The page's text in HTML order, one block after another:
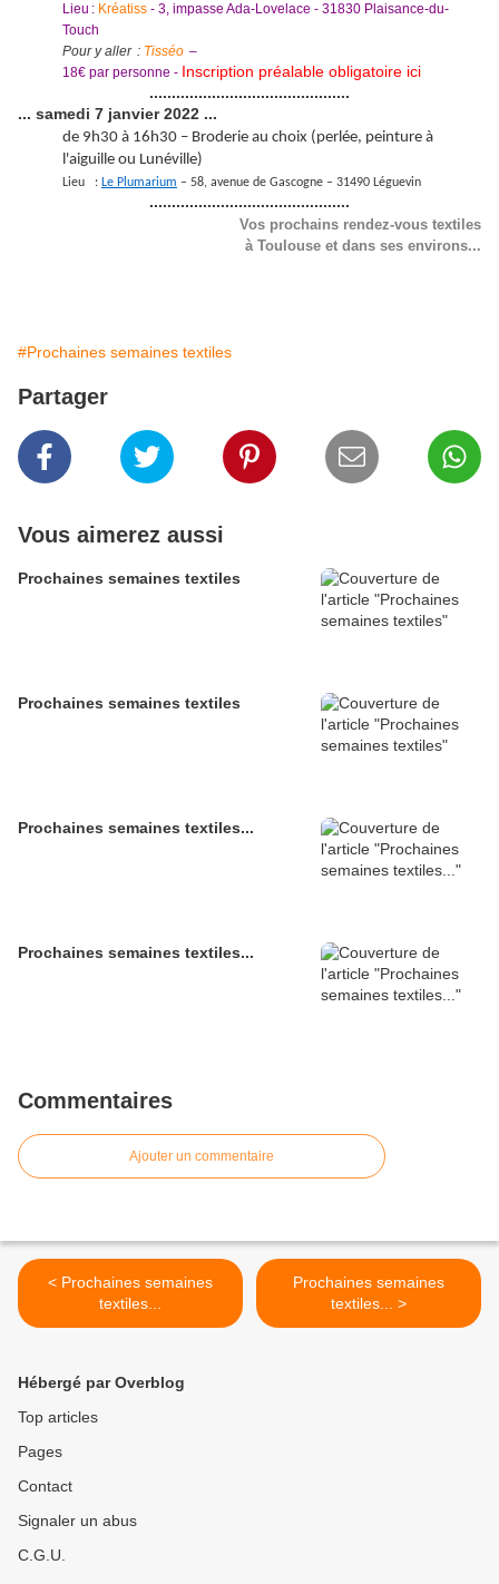
Lieu : Kréatiss - 3, impasse Ada-Lovelace - 31830 Plaisance-du-
Touch
Pour y aller : Tisséo –
18€ par personne - Inscription préalable obligatoire ici
.............................................
... samedi 7 janvier 2022 ...
de 9h30 à 16h30 – Broderie au choix (perlée, peinture à
l'aiguille ou Lunéville)
Lieu : Le Plumarium – 58, avenue de Gascogne – 31490 Léguevin
.............................................
Vos prochains rendez-vous textiles
à Toulouse et dans ses environs...
#Prochaines semaines textiles
Partager
Vous aimerez aussi
Prochaines semaines textiles
Prochaines semaines textiles
Prochaines semaines textiles...
Prochaines semaines textiles...
Commentaires
Ajouter un commentaire
< Prochaines semaines
textiles...
Prochaines semaines
textiles... >
Hébergé par Overblog
Top articles
Pages
Contact
Signaler un abus
C.G.U.